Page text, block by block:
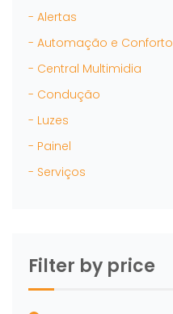
- Alertas
- Automação e Conforto
- Central Multimidia
- Condução
- Luzes
- Painel
- Serviços
Filter by price